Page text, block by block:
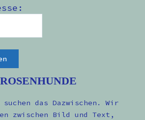
suchen das Dazwischen. Wir
zwischen Bild und Text,